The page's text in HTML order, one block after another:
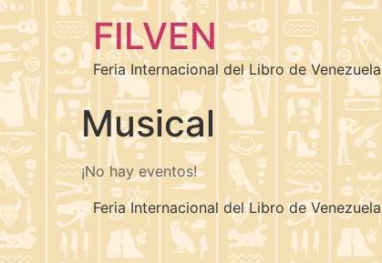
FILVEN
Feria Internacional del Libro de Venezuela
Musical
¡No hay eventos!
Feria Internacional del Libro de Venezuela